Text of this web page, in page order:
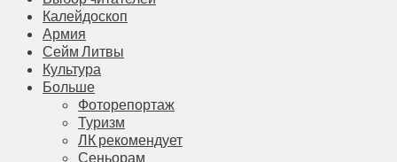
Калейдоскоп
Армия
Сейм Литвы
Культура
Больше
Фоторепортаж
Туризм
ЛК рекомендует
Сеньорам